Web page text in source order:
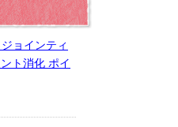
ョインティ
ト消化 ポイ